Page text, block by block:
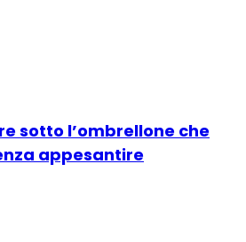
sotto l’ombrellone che
appesantire